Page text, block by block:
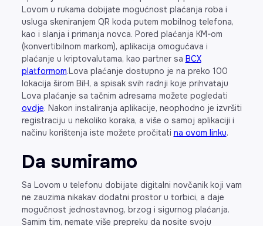
Lovom u rukama dobijate mogućnost plaćanja roba i
usluga skeniranjem QR koda putem mobilnog telefona,
kao i slanja i primanja novca. Pored plaćanja KM-om
(konvertibilnom markom), aplikacija omogućava i
plaćanje u kriptovalutama, kao partner sa BCX
platformom.Lova plaćanje dostupno je na preko 100
lokacija širom BiH, a spisak svih radnji koje prihvataju
Lova plaćanje sa tačnim adresama možete pogledati
ovdje. Nakon instaliranja aplikacije, neophodno je izvršiti
registraciju u nekoliko koraka, a više o samoj aplikaciji i
načinu korištenja iste možete pročitati na ovom linku.
Da sumiramo
Sa Lovom u telefonu dobijate digitalni novčanik koji vam
ne zauzima nikakav dodatni prostor u torbici, a daje
mogučnost jednostavnog, brzog i sigurnog plaćanja.
Samim tim, nemate više prepreku da nosite svoju